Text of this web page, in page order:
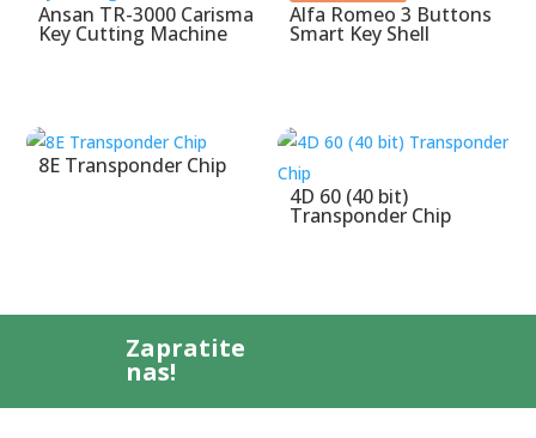
Ansan TR-3000 Carisma
Key Cutting Machine
Alfa Romeo 3 Buttons
Smart Key Shell
8E Transponder Chip
4D 60 (40 bit)
Transponder Chip
Zapratite
nas!